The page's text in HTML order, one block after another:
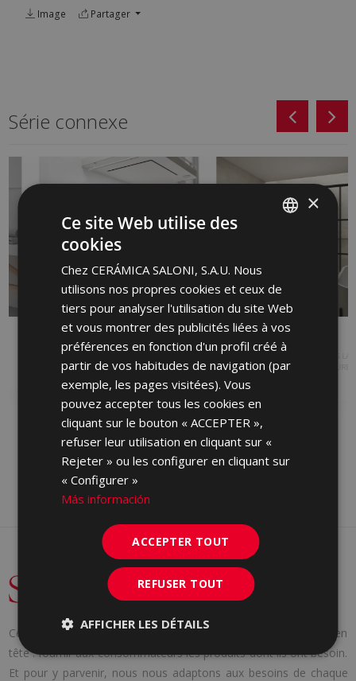
Image Partager
Série connexe
PASTURE BLANCHE
ARDESIA
GRÈS CÉRAME COLORÉ DANS LA
MASSE, GRÈS CÉRAME, PASTURE
Cerámica Saloni a été fondée en 1971 avec une idée claire en
tête : fournir aux consommateurs les produits dont ils ont besoin.
Et pour y parvenir, nous nous adaptons aux besoins de chaque
ENGLISH
GERMAN
PORTUGUESE
×
Ce site Web utilise des
cookies
Chez CERÁMICA SALONI, S.A.U. Nous
utilisons nos propres cookies et ceux de
tiers pour analyser l'utilisation du site Web
et vous montrer des publicités liées à vos
préférences en fonction d'un profil créé à
partir de vos habitudes de navigation (par
exemple, les pages visitées). Vous
pouvez accepter tous les cookies en
cliquant sur le bouton « ACCEPTER »,
refuser leur utilisation en cliquant sur «
Rejeter » ou les configurer en cliquant sur
« Configurer »
Más información
ACCEPTER TOUT
REFUSER TOUT
AFFICHER LES DÉTAILS